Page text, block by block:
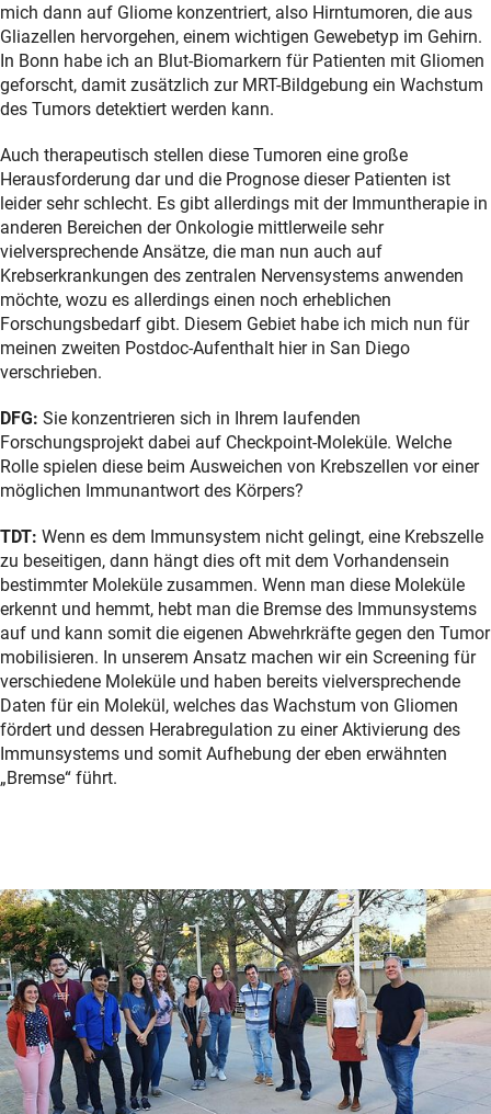
mich dann auf Gliome konzentriert, also Hirntumoren, die aus
Gliazellen hervorgehen, einem wichtigen Gewebetyp im Gehirn.
In Bonn habe ich an Blut-Biomarkern für Patienten mit Gliomen
geforscht, damit zusätzlich zur MRT-Bildgebung ein Wachstum
des Tumors detektiert werden kann.
Auch therapeutisch stellen diese Tumoren eine große
Herausforderung dar und die Prognose dieser Patienten ist
leider sehr schlecht. Es gibt allerdings mit der Immuntherapie in
anderen Bereichen der Onkologie mittlerweile sehr
vielversprechende Ansätze, die man nun auch auf
Krebserkrankungen des zentralen Nervensystems anwenden
möchte, wozu es allerdings einen noch erheblichen
Forschungsbedarf gibt. Diesem Gebiet habe ich mich nun für
meinen zweiten Postdoc-Aufenthalt hier in San Diego
verschrieben.
DFG: Sie konzentrieren sich in Ihrem laufenden
Forschungsprojekt dabei auf Checkpoint-Moleküle. Welche
Rolle spielen diese beim Ausweichen von Krebszellen vor einer
möglichen Immunantwort des Körpers?
TDT: Wenn es dem Immunsystem nicht gelingt, eine Krebszelle
zu beseitigen, dann hängt dies oft mit dem Vorhandensein
bestimmter Moleküle zusammen. Wenn man diese Moleküle
erkennt und hemmt, hebt man die Bremse des Immunsystems
auf und kann somit die eigenen Abwehrkräfte gegen den Tumor
mobilisieren. In unserem Ansatz machen wir ein Screening für
verschiedene Moleküle und haben bereits vielversprechende
Daten für ein Molekül, welches das Wachstum von Gliomen
fördert und dessen Herabregulation zu einer Aktivierung des
Immunsystems und somit Aufhebung der eben erwähnten
„Bremse“ führt.